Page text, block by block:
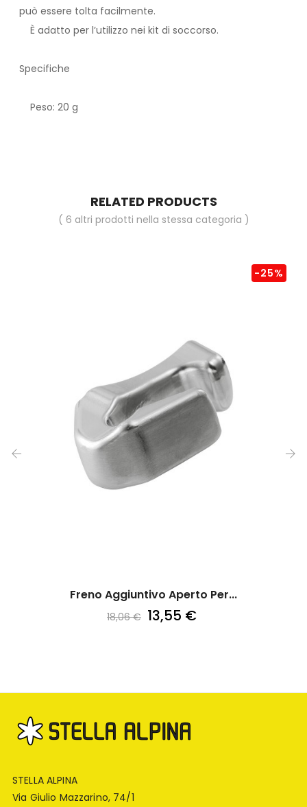
può essere tolta facilmente.
È adatto per l’utilizzo nei kit di soccorso.
Specifiche
Peso: 20 g
RELATED PRODUCTS
( 6 altri prodotti nella stessa categoria )
Freno Aggiuntivo Aperto Per...
18,06 €
-25%
13,55 €
STELLA ALPINA
Via Giulio Mazzarino, 74/1